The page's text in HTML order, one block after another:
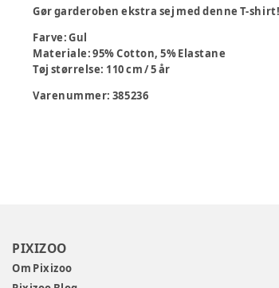
Gør garderoben ekstra sej med denne T-shirt!
Farve:Gul
Materiale:95% Cotton, 5% Elastane
Tøj størrelse: 110 cm / 5 år
Varenummer: 385236
PIXIZOO
Om Pixizoo